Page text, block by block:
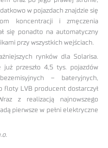
w pojazdach znajdzie się
koncentracji i zmęczenia
się ponadto na automatyczny
przy wszystkich wejściach.
rynków dla Solarisa.
przeszło 4,5 tys. pojazdów
– bateryjnych,
floty LVB producent dostarczył
z realizacją najnowszego
pierwsze w pełni elektryczne